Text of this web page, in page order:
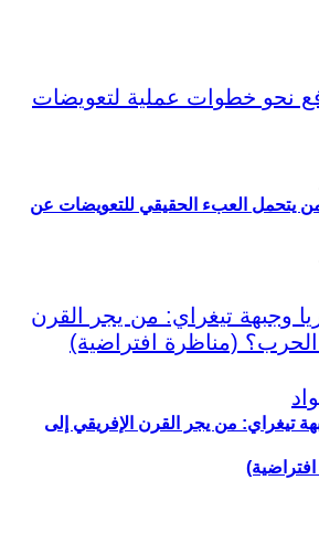
يتحمل العبء الحقيقي للتعويضات عن
تيغراي: من يجر القرن الإفريقي إلى